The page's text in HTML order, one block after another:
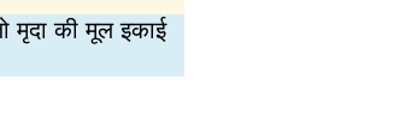
मृदा की मूल इकाई